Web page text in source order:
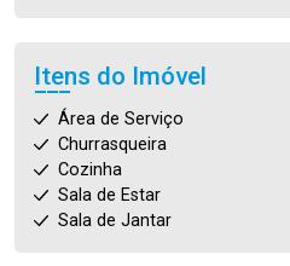
Itens do Imóvel
Área de Serviço
Churrasqueira
Cozinha
Sala de Estar
Sala de Jantar